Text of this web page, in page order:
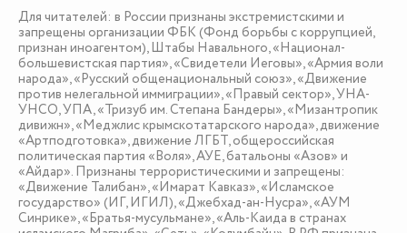
Для читателей: в России признаны экстремистскими и
запрещены организации ФБК (Фонд борьбы с коррупцией,
признан иноагентом), Штабы Навального, «Национал-
большевистская партия», «Свидетели Иеговы», «Армия воли
народа», «Русский общенациональный союз», «Движение
против нелегальной иммиграции», «Правый сектор», УНА-
УНСО, УПА, «Тризуб им. Степана Бандеры», «Мизантропик
дивижн», «Меджлис крымскотатарского народа», движение
«Артподготовка», движение ЛГБТ, общероссийская
политическая партия «Воля», АУЕ, батальоны «Азов» и
«Айдар». Признаны террористическими и запрещены:
«Движение Талибан», «Имарат Кавказ», «Исламское
государство» (ИГ, ИГИЛ), «Джебхад-ан-Нусра», «АУМ
Синрике», «Братья-мусульмане», «Аль-Каида в странах